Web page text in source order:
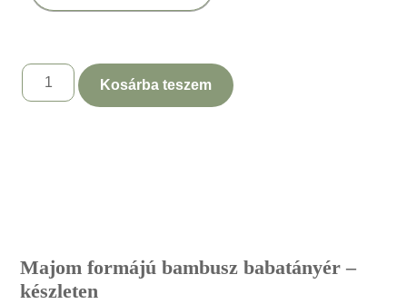
Kosárba teszem
Majom formájú bambusz babatányér –
készleten